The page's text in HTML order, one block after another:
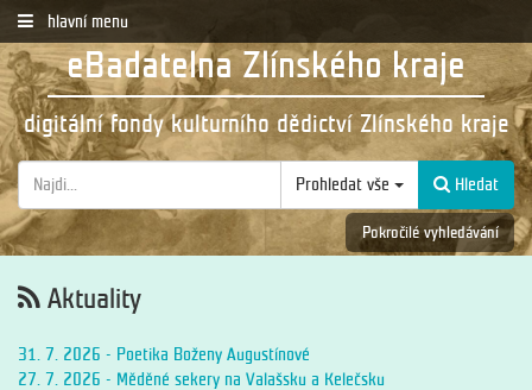
hlavní menu
eBadatelna Zlínského kraje
digitální fondy kulturního dědictví Zlínského kraje
Prohledat vše Hledat
Pokročilé vyhledávání
Aktuality
31. 7. 2026 - Poetika Boženy Augustínové
27. 7. 2026 - Měděné sekery na Valašsku a Kelečsku